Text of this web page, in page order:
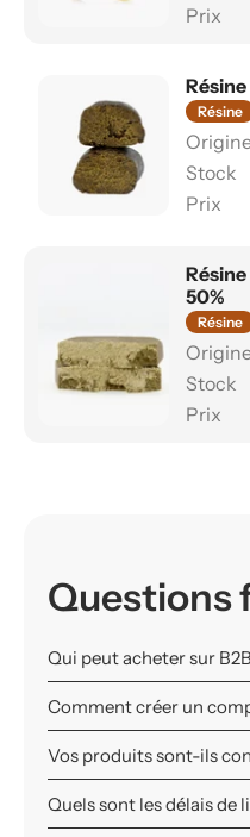
Résine
50%
Résine
Questions
Qui peut acheter sur
Comment créer un
Vos produits sont-ils
Quels sont les délais de